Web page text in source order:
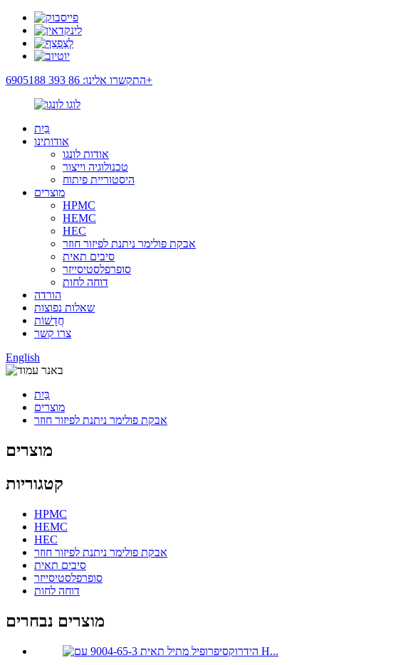
התקשרו אלינו: 86 393 6905188+
בַּיִת
אודותינו
אודות לונגו
טכנולוגיה וייצור
היסטוריית פיתוח
מוצרים
HPMC
HEMC
HEC
אבקת פולימר ניתנת לפיזור חוזר
סיבים תאית
סופרפלסטיסייזר
דוחה לחות
הורדה
שאלות נפוצות
חֲדָשׁוֹת
צרו קשר
English
בַּיִת
מוצרים
אבקת פולימר ניתנת לפיזור חוזר
מוצרים
קטגוריות
HPMC
HEMC
HEC
אבקת פולימר ניתנת לפיזור חוזר
סיבים תאית
סופרפלסטיסייזר
דוחה לחות
מוצרים נבחרים